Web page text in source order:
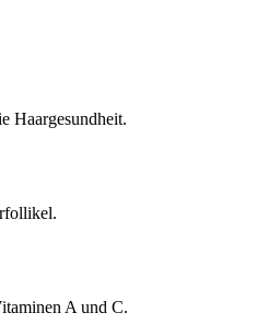
Haargesundheit.
A und C.